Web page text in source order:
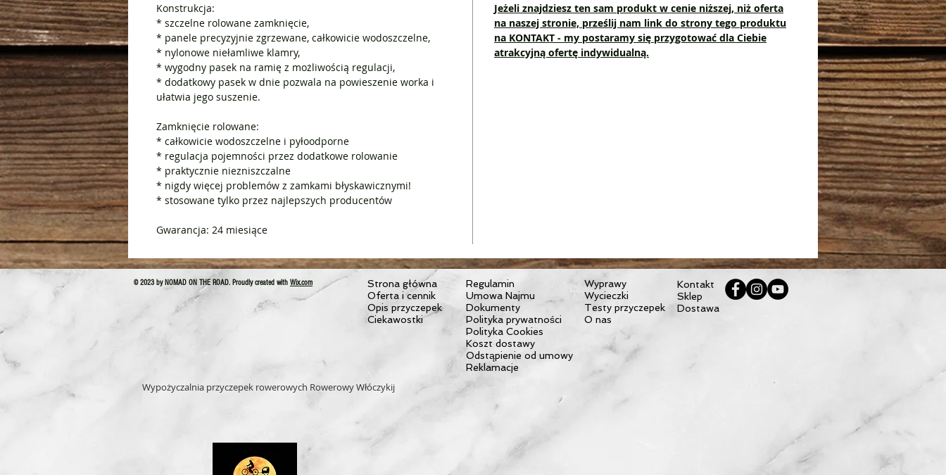
Uwaga !
Aby uzyskać wodoszczelność pod wodą,
Konstrukcja:
* szczelne rolowane zamknięcie,
* panele precyzyjnie zgrzewane, całkowicie wodoszczelne,
* nylonowe niełamliwe klamry,
* wygodny pasek na ramię z możliwością regulacji,
* dodatkowy pasek w dnie pozwala na powieszenie worka i
ułatwia jego suszenie.
Zamknięcie rolowane:
* całkowicie wodoszczelne i pyłoodporne
* regulacja pojemności przez dodatkowe rolowanie
* praktycznie niezniszczalne
* nigdy więcej problemów z zamkami błyskawicznymi!
* stosowane tylko przez najlepszych producentów
Gwarancja: 24 miesiące
Jeżeli znajdziesz ten sam produkt w cenie niższej, niż oferta
na naszej stronie, prześlij nam link do strony tego produktu
na KONTAKT - my postaramy się przygotować dla Ciebie
atrakcyjną ofertę indywidualną.
© 2023 by NOMAD ON THE ROAD. Proudly created with Wix.com
Strona główna
Oferta i cennik
Opis przyczepek
Ciekawostki
Regulamin
Umowa Najmu
Dokumenty
Polityka prywatności
Polityka Cookies
Koszt dostawy
Odstąpienie od umowy
Reklamacje
Wyprawy
Wycieczki
Testy przyczepek
O nas
Kontakt
Sklep
Dostawa
Wypożyczalnia przyczepek rowerowych Rowerowy Włóczykij